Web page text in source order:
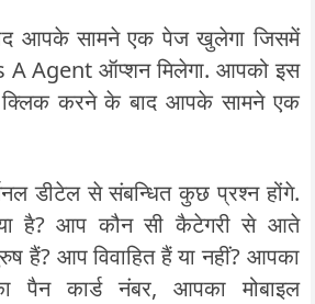
आपके सामने एक पेज खुलेगा जिसमें
Agent ऑप्शन मिलेगा. आपको इस
क्लिक करने के बाद आपके सामने एक
डीटेल से संबन्धित कुछ प्रश्न होंगे.
है? आप कौन सी कैटेगरी से आते
हैं? आप विवाहित हैं या नहीं? आपका
पैन कार्ड नंबर, आपका मोबाइल